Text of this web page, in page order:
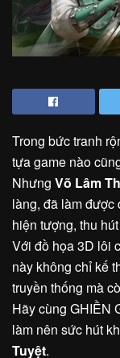
Trong bức tranh
tựa game nào
Nhưng Võ Lâm
làng, đã làm được
hiện tượng, thu
Với đồ họa 3D lôi
này không chỉ kế
truyền thống mà
Hãy cùng GHIỀN
làm nên sức hút
Tuyệt.